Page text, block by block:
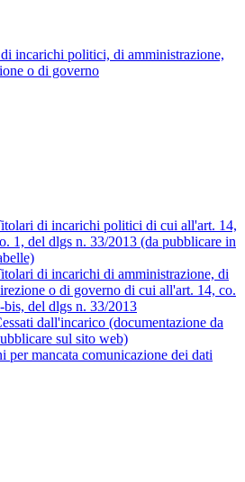
incarichi politici, di amministrazione,
o di governo
di incarichi politici di cui all'art. 14,
1, del dlgs n. 33/2013 (da pubblicare in
di incarichi di amministrazione, di
o di governo di cui all'art. 14, co.
bis, del dlgs n. 33/2013
dall'incarico (documentazione da
sul sito web)
per mancata comunicazione dei dati